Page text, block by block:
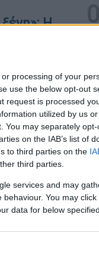
processing of your
use the below opt-out
request is processed
utilized by us
You may separately
on the IAB’s list of
to third parties on the
third parties.
services and may
You may
data for below
Η
λάθος -
έχει...
«Πριν
πιο
στο